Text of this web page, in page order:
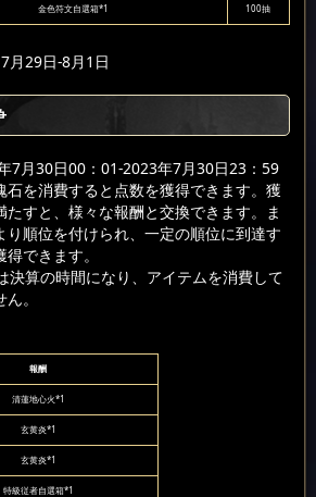
金色符文自選箱*1 100抽
月29日-8月1日
7月30日00：01-2023年7月30日23：59
石を消費すると点数を獲得できます。獲
すと、様々な報酬と交換できます。ま
り順位を付けられ、一定の順位に到達す
できます。
算の時間になり、アイテムを消費して
。
報酬
清蓮地心火*1
玄黄炎*1
玄黄炎*1
特級従者自選箱*1